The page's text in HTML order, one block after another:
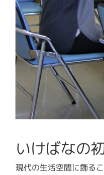
いけばなの
現代の生活空間に飾る